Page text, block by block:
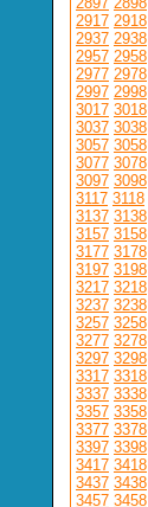
2917 2918
2937 2938
2957 2958
2977 2978
2997 2998
3017 3018
3037 3038
3057 3058
3077 3078
3097 3098
3117 3118
3137 3138
3157 3158
3177 3178
3197 3198
3217 3218
3237 3238
3257 3258
3277 3278
3297 3298
3317 3318
3337 3338
3357 3358
3377 3378
3397 3398
3417 3418
3437 3438
3457 3458